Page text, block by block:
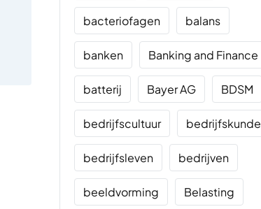
bacteriofagen balans
banken Banking and Finance
batterij Bayer AG BDSM
bedrijfscultuur bedrijfskunde
bedrijfsleven bedrijven
beeldvorming Belasting